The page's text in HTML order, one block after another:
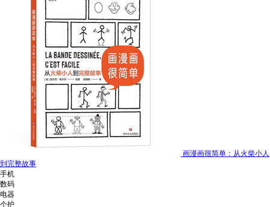
画漫画很简单：从火柴小人
到完整故事
手机
数码
电器
个护